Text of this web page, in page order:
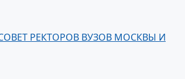
РЕКТОРОВ ВУЗОВ МОСКВЫ И